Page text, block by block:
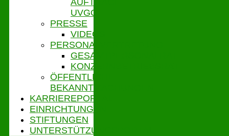
AUFTRÄGE
UVGO
PRESSE
VIDEOS
PERSONALVERTRETUNG
GESAMTPERSONALRAT
KONZERNBETRIEBSRAT
ÖFFENTLICHE
BEKANNTMACHUNGEN
KARRIEREPORTAL
EINRICHTUNGEN
STIFTUNGEN
UNTERSTÜTZUNGSPORTAL